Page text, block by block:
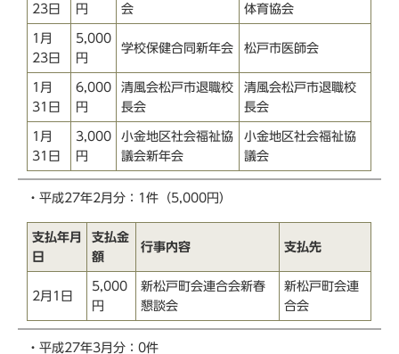
23日 円 会 体育協会
1月
23日
5,000
円
学校保健合同新年会 松戸市医師会
1月
31日
6,000
円
清風会松戸市退職校
長会
清風会松戸市退職校
長会
1月
31日
3,000
円
小金地区社会福祉協
議会新年会
小金地区社会福祉協
議会
・平成27年2月分：1件（5,000円）
支払年月
日
支払金
額
行事内容 支払先
2月1日
5,000
円
新松戸町会連合会新春
懇談会
新松戸町会連
合会
・平成27年3月分：0件